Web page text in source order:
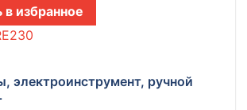
избранное
электроинструмент, ручной